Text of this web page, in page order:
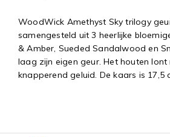
WoodWick Amethyst Sky trilogy
samengesteld uit 3 heerlijke
& Amber, Sueded Sandalwood en
laag zijn eigen geur. Het houten
knapperend geluid. De kaars is 17,5